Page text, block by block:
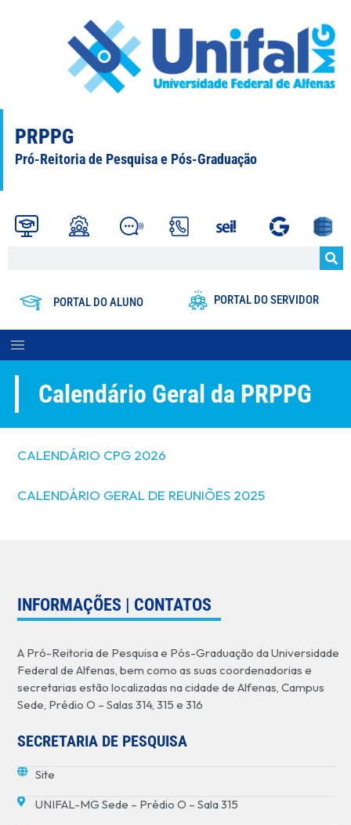
PRPPG
Pró-Reitoria de Pesquisa e Pós-Graduação
PORTAL DO ALUNO PORTAL DO SERVIDOR
Calendário Geral da PRPPG
CALENDÁRIO CPG 2026
CALENDÁRIO GERAL DE REUNIÕES 2025
INFORMAÇÕES | CONTATOS
A Pró-Reitoria de Pesquisa e Pós-Graduação da Universidade
Federal de Alfenas, bem como as suas coordenadorias e
secretarias estão localizadas na cidade de Alfenas, Campus
Sede, Prédio O – Salas 314, 315 e 316
SECRETARIA DE PESQUISA
Site
UNIFAL-MG Sede – Prédio O – Sala 315